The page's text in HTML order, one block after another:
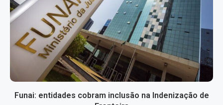
Funai: entidades cobram inclusão na Indenização de